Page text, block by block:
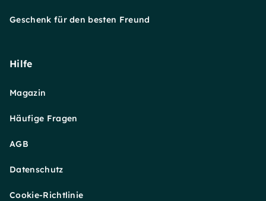
Geschenk für den besten Freund
Hilfe
Magazin
Häufige Fragen
AGB
Datenschutz
Cookie-Richtlinie